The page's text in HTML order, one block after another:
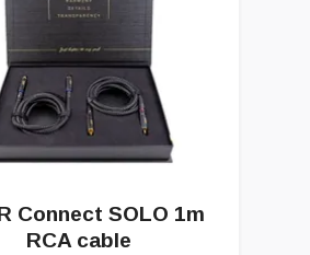
Connect SOLO 1m
RCA cable